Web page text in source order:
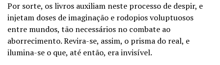
Por sorte, os livros auxiliam neste processo de despir, e
injetam doses de imaginação e rodopios voluptuosos
entre mundos, tão necessários no combate ao
aborrecimento. Revira-se, assim, o prisma do real, e
ilumina-se o que, até então, era invisível.